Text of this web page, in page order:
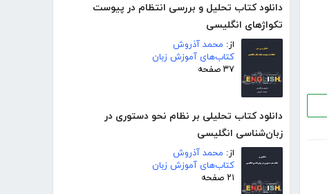
دانلود کتاب تحلیل و بررسی انتظام در پیوست
تکواژهای انگلیسی
از: محمد آذروش
کتاب‌های آموزش زبان
۳۷ صفحه
دانلود کتاب تحلیلی بر نظام نحو دستوری در
زبان‌شناسی انگلیسی
از: محمد آذروش
کتاب‌های آموزش زبان
۲۱ صفحه